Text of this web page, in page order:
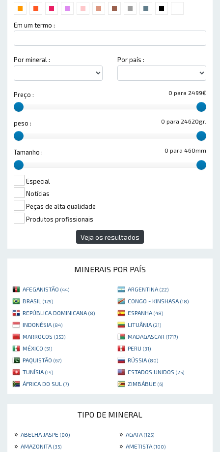
Em um termo :
Por mineral : Por país :
0 para 2499€
Preço :
0 para 24620gr.
peso :
0 para 460mm
Tamanho :
Especial
Notícias
Peças de alta qualidade
Produtos profissionais
Veja os resultados
MINERAIS POR PAÍS
AFEGANISTÃO (44) ARGENTINA (22)
BRASIL (129) CONGO - KINSHASA (18)
REPÚBLICA DOMINICANA (8) ESPANHA (48)
INDONÉSIA (84) LITUÂNIA (21)
MARROCOS (353) MADAGASCAR (1717)
MÉXICO (51) PERU (31)
PAQUISTÃO (67) RÚSSIA (80)
TUNÍSIA (14) ESTADOS UNIDOS (25)
ÁFRICA DO SUL (7) ZIMBÁBUE (6)
TIPO DE MINERAL
» ABELHA JASPE (80) » AGATA (125)
» AMAZONITA (35) » AMETISTA (100)